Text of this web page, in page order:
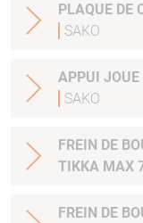
PLAQUE DE
SAKO
APPUI JOUE
SAKO
FREIN DE
TIKKA
FREIN DE